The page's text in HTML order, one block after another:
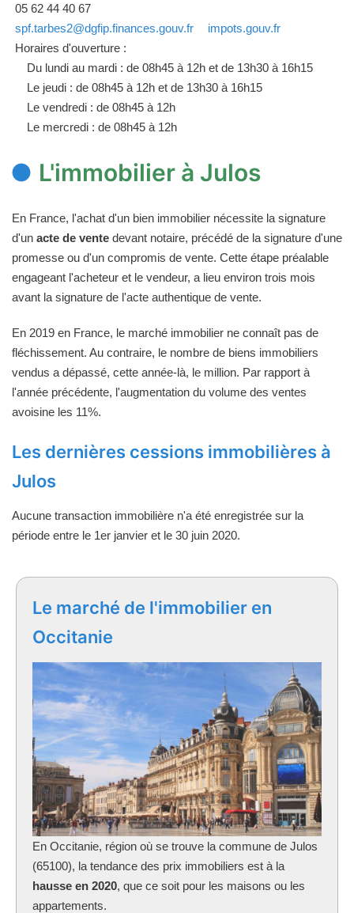
05 62 44 40 67
spf.tarbes2@dgfip.finances.gouv.fr
impots.gouv.fr
Horaires d'ouverture :
Du lundi au mardi : de 08h45 à 12h et de 13h30 à 16h15
Le jeudi : de 08h45 à 12h et de 13h30 à 16h15
Le vendredi : de 08h45 à 12h
Le mercredi : de 08h45 à 12h
L'immobilier à Julos
En France, l'achat d'un bien immobilier nécessite la signature
d'un acte de vente devant notaire, précédé de la signature d'une
promesse ou d'un compromis de vente. Cette étape préalable
engageant l'acheteur et le vendeur, a lieu environ trois mois
avant la signature de l'acte authentique de vente.
En 2019 en France, le marché immobilier ne connaît pas de
fléchissement. Au contraire, le nombre de biens immobiliers
vendus a dépassé, cette année-là, le million. Par rapport à
l'année précédente, l'augmentation du volume des ventes
avoisine les 11%.
Les dernières cessions immobilières à
Julos
Aucune transaction immobilière n'a été enregistrée sur la
période entre le 1er janvier et le 30 juin 2020.
Le marché de l'immobilier en
Occitanie
En Occitanie, région où se trouve la commune de Julos
(65100), la tendance des prix immobiliers est à la
hausse en 2020, que ce soit pour les maisons ou les
appartements.